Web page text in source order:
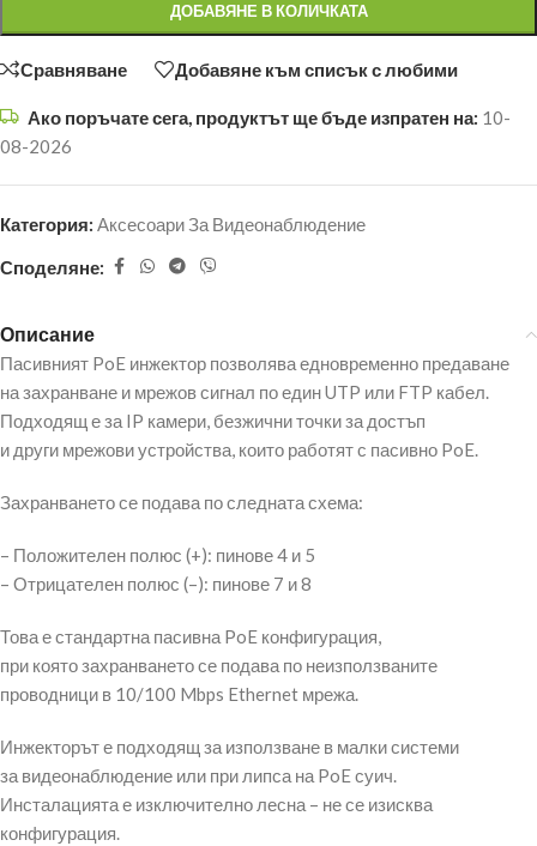
ДОБАВЯНЕ В КОЛИЧКАТА
Сравняване Добавяне към списък с любими
Ако поръчате сега, продуктът ще бъде изпратен на: 10-
08-2026
Категория: Аксесоари За Видеонаблюдение
Споделяне:
Описание
Пасивният PoE инжектор позволява едновременно предаване
на захранване и мрежов сигнал по един UTP или FTP кабел.
Подходящ е за IP камери, безжични точки за достъп
и други мрежови устройства, които работят с пасивно PoE.
Захранването се подава по следната схема:
– Положителен полюс (+): пинове 4 и 5
– Отрицателен полюс (–): пинове 7 и 8
Това е стандартна пасивна PoE конфигурация,
при която захранването се подава по неизползваните
проводници в 10/100 Mbps Ethernet мрежа.
Инжекторът е подходящ за използване в малки системи
за видеонаблюдение или при липса на PoE суич.
Инсталацията е изключително лесна – не се изисква
конфигурация.